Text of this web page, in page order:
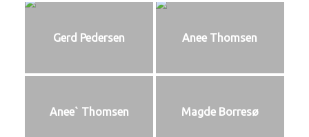
Gerd Pedersen Anee Thomsen
Anee` Thomsen Magde Borresø